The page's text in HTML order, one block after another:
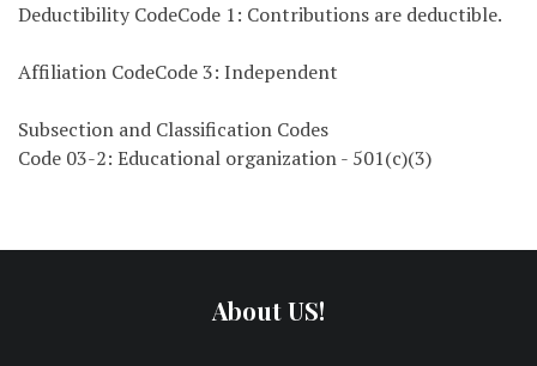
Deductibility CodeCode 1: Contributions are deductible.
Affiliation CodeCode 3: Independent
Subsection and Classification Codes
Code 03-2: Educational organization - 501(c)(3)
About US!